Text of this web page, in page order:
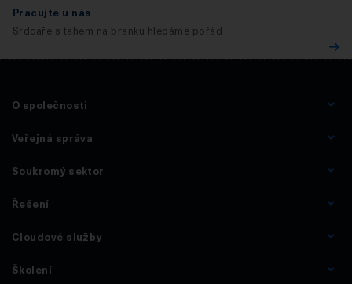
Pracujte u nás
Srdcaře s tahem na branku hledáme pořád
O společnosti
Veřejná správa
Soukromý sektor
Řešení
Cloudové služby
Školení